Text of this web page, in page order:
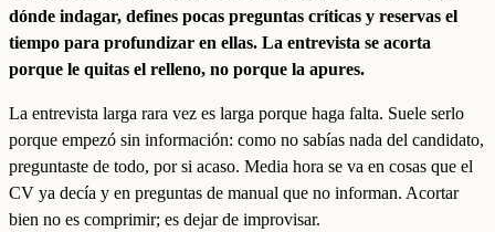
dónde indagar, defines pocas preguntas críticas y reservas el
tiempo para profundizar en ellas. La entrevista se acorta
porque le quitas el relleno, no porque la apures.
La entrevista larga rara vez es larga porque haga falta. Suele serlo
porque empezó sin información: como no sabías nada del candidato,
preguntaste de todo, por si acaso. Media hora se va en cosas que el
CV ya decía y en preguntas de manual que no informan. Acortar
bien no es comprimir; es dejar de improvisar.